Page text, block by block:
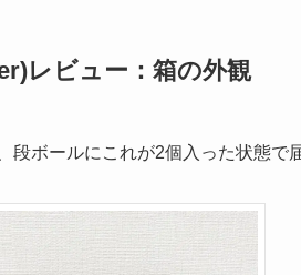
レビュー：箱の外観
ボールにこれが2個入った状態で